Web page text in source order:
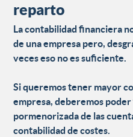
reparto
La contabilidad financiera
de una empresa pero,
veces eso no es suficiente.
Si queremos tener mayor
empresa, deberemos
pormenorizada de las
contabilidad de costes.